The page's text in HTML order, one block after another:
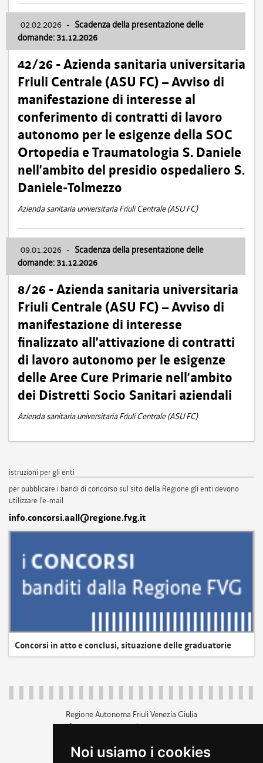
Noi usiamo i cookies
02.02.2026 - Scadenza della presentazione delle
domande: 31.12.2026
42/26 - Azienda sanitaria universitaria
Friuli Centrale (ASU FC) – Avviso di
manifestazione di interesse al
conferimento di contratti di lavoro
autonomo per le esigenze della SOC
Ortopedia e Traumatologia S. Daniele
nell’ambito del presidio ospedaliero S.
Daniele-Tolmezzo
Azienda sanitaria universitaria Friuli Centrale (ASU FC)
09.01.2026 - Scadenza della presentazione delle
domande: 31.12.2026
8/26 - Azienda sanitaria universitaria
Friuli Centrale (ASU FC) – Avviso di
manifestazione di interesse
finalizzato all’attivazione di contratti
di lavoro autonomo per le esigenze
delle Aree Cure Primarie nell’ambito
dei Distretti Socio Sanitari aziendali
Azienda sanitaria universitaria Friuli Centrale (ASU FC)
istruzioni per gli enti
per pubblicare i bandi di concorso sul sito della Regione gli enti devono
utilizzare l'e-mail
info.concorsi.aall@regione.fvg.it
Concorsi in atto e conclusi, situazione delle graduatorie
Regione Autonoma Friuli Venezia Giulia
c.f. 80014930327; p.iva 00526040324
+39 040 3771111